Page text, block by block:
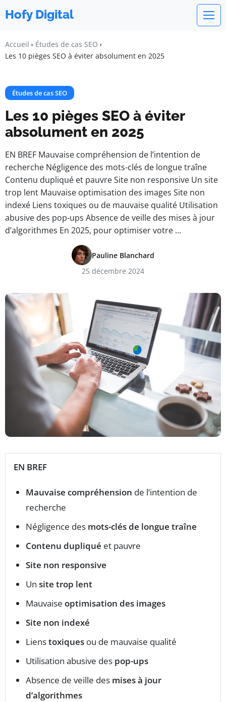
Hofy Digital
Accueil
Études de cas SEO
Les 10 pièges SEO à éviter absolument en 2025
Études de cas SEO
Les 10 pièges SEO à éviter
absolument en 2025
EN BREF Mauvaise compréhension de l’intention de
recherche Négligence des mots-clés de longue traîne
Contenu dupliqué et pauvre Site non responsive Un site
trop lent Mauvaise optimisation des images Site non
indexé Liens toxiques ou de mauvaise qualité Utilisation
abusive des pop-ups Absence de veille des mises à jour
d’algorithmes En 2025, pour optimiser votre …
Pauline Blanchard
25 décembre 2024
EN BREF
Mauvaise compréhension de l’intention de
recherche
Négligence des mots-clés de longue traîne
Contenu dupliqué et pauvre
Site non responsive
Un site trop lent
Mauvaise optimisation des images
Site non indexé
Lienstoxiques ou de mauvaise qualité
Utilisation abusive des pop-ups
Absence de veille des mises à jour
d’algorithmes